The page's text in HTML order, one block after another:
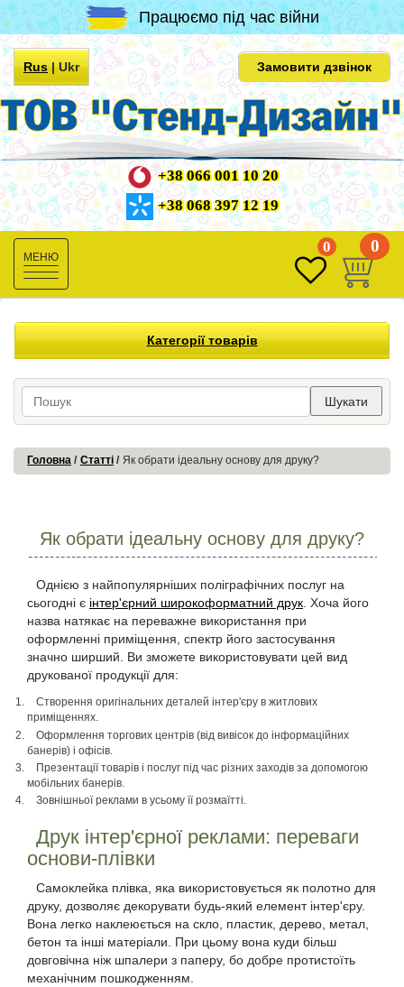
Працюємо під час війни
Rus|Ukr Замовити дзвінок
+38 066 001 10 20
+38 068 397 12 19
Toggle
navigation
0 0
Категорії товарів
Шукати
Головна Статті Як обрати ідеальну основу для друку?
Як обрати ідеальну основу для друку?
Однією з найпопулярніших поліграфічних послуг на
сьогодні є інтер'єрний широкоформатний друк . Хоча його
назва натякає на переважне використання при
оформленні приміщення, спектр його застосування
значно ширший. Ви зможете використовувати цей вид
друкованої продукції для:
Створення оригінальних деталей інтер'єру в житлових
приміщеннях.
Оформлення торгових центрів (від вивісок до інформаційних
банерів) і офісів.
Презентації товарів і послуг під час різних заходів за допомогою
мобільних банерів.
Зовнішньої реклами в усьому її розмаїтті.
Друк інтер'єрної реклами: переваги
основи-плівки
Самоклейка плівка, яка використовується як полотно для
друку, дозволяє декорувати будь-який елемент інтер'єру.
Вона легко наклеюється на скло, пластик, дерево, метал,
бетон та інші матеріали. При цьому вона куди більш
довговічна ніж шпалери з паперу, бо добре протистоїть
механічним пошкодженням.